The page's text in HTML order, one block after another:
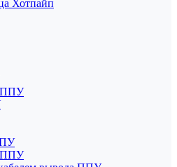
Хотпайп
ППУ
ППУ